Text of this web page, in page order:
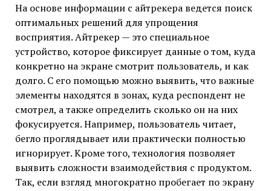
На основе информации с айтрекера ведется поиск
оптимальных решений для упрощения
восприятия. Айтрекер — это специальное
устройство, которое фиксирует данные о том, куда
конкретно на экране смотрит пользователь, и как
долго. С его помощью можно выявить, что важные
элементы находятся в зонах, куда респондент не
смотрел, а также определить сколько он на них
фокусируется. Например, пользователь читает,
бегло проглядывает или практически полностью
игнорирует. Кроме того, технология позволяет
выявить сложности взаимодействия с продуктом.
Так, если взгляд многократно пробегает по экрану